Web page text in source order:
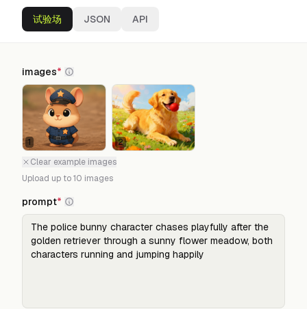
试验场 JSON API
images*
1
2
Clear example images
Upload up to10 images
prompt*